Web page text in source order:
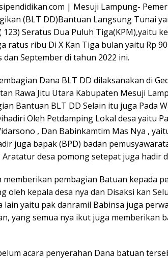
| Mesuji Lampung-
(BLT DD)Bantuan Langsung Tunai
123) Seratus Dua Puluh Tiga(KPM),yaitu
ratus ribu Di X Kan Tiga bulan yaitu Rp
dan September di tahun 2022 ini.
Dana BLT DD dilaksanakan di
Rawa Jitu Utara Kabupaten Mesuji
Bantuan BLT DD Selain itu juga Pada
Oleh Petdamping Lokal desa yaitu
, Dan Babinkamtim Mas Nya ,
juga bapak (BPD) badan
Aratatur desa pomong setepat juga hadir
memberikan pembagian Batuan kepada
oleh kepala desa nya dan Disaksi kan
lain yaitu pak danramil Babinsa juga
yang semua nya ikut juga memberikan
acara penyerahan Dana batuan